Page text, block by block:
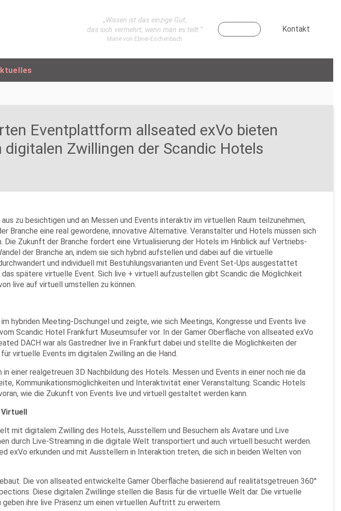
„Wissen ist das einzige Gut,
das sich vermehrt, wenn man es teilt.“
Marie von Ebner-Eschenbach
Kontakt
Eventplattform allseated exVo bieten
Zwillingen der Scandic Hotels
zu besichtigen und an Messen und Events interaktiv im virtuellen Raum teilzunehmen,
Branche eine real gewordene, innovative Alternative. Veranstalter und Hotels müssen sich
Die Zukunft der Branche fordert eine Virtualisierung der Hotels im Hinblick auf Vertriebs-
der Branche an, indem sie sich hybrid aufstellen und dabei auf die virtuelle
und individuell mit Bestuhlungsvarianten und Event Set-Ups ausgestattet
spätere virtuelle Event. Sich live + virtuell aufzustellen gibt Scandic die Möglichkeit
live auf virtuell umstellen zu können.
hybriden Meeting-Dschungel und zeigte, wie sich Meetings, Kongresse und Events live
Scandic Hotel Frankfurt Museumsufer vor. In der Gamer Oberfläche von allseated exVo
DACH war als Gastredner live in Frankfurt dabei und stellte die Möglichkeiten der
virtuelle Events im digitalen Zwilling an die Hand.
realgetreuen 3D Nachbildung des Hotels. Messen und Events in einer noch nie da
Kommunikationsmöglichkeiten und Interaktivität einer Veranstaltung. Scandic Hotels
wie die Zukunft von Events live und virtuell gestaltet werden kann.
mit digitalem Zwilling des Hotels, Ausstellern und Besuchern als Avatare und Live
durch Live-Streaming in die digitale Welt transportiert und auch virtuell besucht werden.
exVo erkunden und mit Ausstellern in Interaktion treten, die sich in beiden Welten von
Die von allseated entwickelte Gamer Oberfläche basierend auf realitätsgetreuen 360°
Diese digitalen Zwillinge stellen die Basis für die virtuelle Welt dar. Die virtuelle
ihre live Präsenz um einen virtuellen Auftritt zu erweitern.